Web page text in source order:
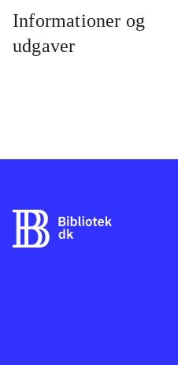
Informationer og
udgaver